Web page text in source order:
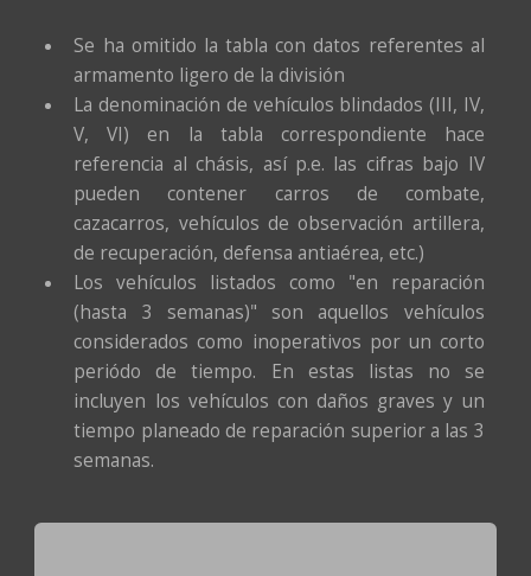
Se ha omitido la tabla con datos referentes al
armamento ligero de la división
La denominación de vehículos blindados (III, IV,
V, VI) en la tabla correspondiente hace
referencia al chásis, así p.e. las cifras bajo IV
pueden contener carros de combate,
cazacarros, vehículos de observación artillera,
de recuperación, defensa antiaérea, etc.)
Los vehículos listados como "en reparación
(hasta 3 semanas)" son aquellos vehículos
considerados como inoperativos por un corto
periódo de tiempo. En estas listas no se
incluyen los vehículos con daños graves y un
tiempo planeado de reparación superior a las 3
semanas.